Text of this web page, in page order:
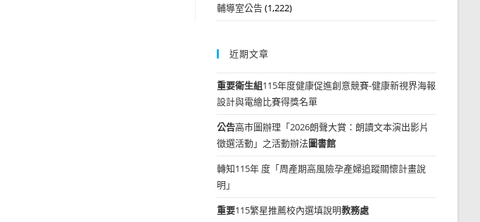
輔導室公告(1,222)
近期文章
重要衛生組115年度健康促進創意競賽-健康新視界海報
設計與電繪比賽得獎名單
公告高市圖辦理「2026朗聲大賞：朗讀文本演出影片
徵選活動」之活動辦法圖書館
轉知115年 度「周產期高風險孕產婦追蹤關懷計畫說
明」
重要115繁星推薦校內選填說明教務處